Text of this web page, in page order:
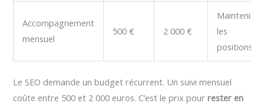
Accompagnement
mensuel
500 € 2 000 €
Maintenir
les
positions
Le SEO demande un budget récurrent. Un suivi mensuel
coûte entre 500 et 2 000 euros. C’est le prix pourrester en